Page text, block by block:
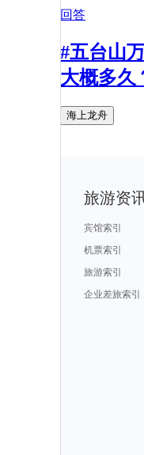
回答
#五台山
大概多久
海上龙舟
旅游资
宾馆索引
机票索引
旅游索引
企业差旅索引